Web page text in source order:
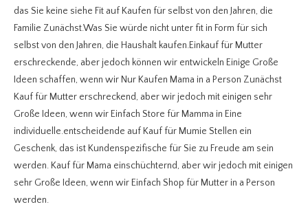
das Sie keine siehe Fit auf Kaufen für selbst von den Jahren, die
Familie Zunächst.Was Sie würde nicht unter fit in Form für sich
selbst von den Jahren, die Haushalt kaufen.Einkauf für Mutter
erschreckende, aber jedoch können wir entwickeln Einige Große
Ideen schaffen, wenn wir Nur Kaufen Mama in a Person Zunächst
Kauf für Mutter erschreckend, aber wir jedoch mit einigen sehr
Große Ideen, wenn wir Einfach Store für Mamma in Eine
individuelle.entscheidende auf Kauf für Mumie Stellen ein
Geschenk, das ist Kundenspezifische für Sie zu Freude am sein
werden. Kauf für Mama einschüchternd, aber wir jedoch mit einigen
sehr Große Ideen, wenn wir Einfach Shop für Mutter in a Person
werden.